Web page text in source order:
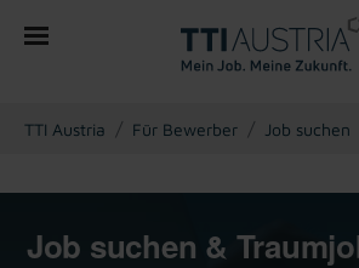
You are here:
TTI Austria Für Bewerber Job suchen
Job suchen &